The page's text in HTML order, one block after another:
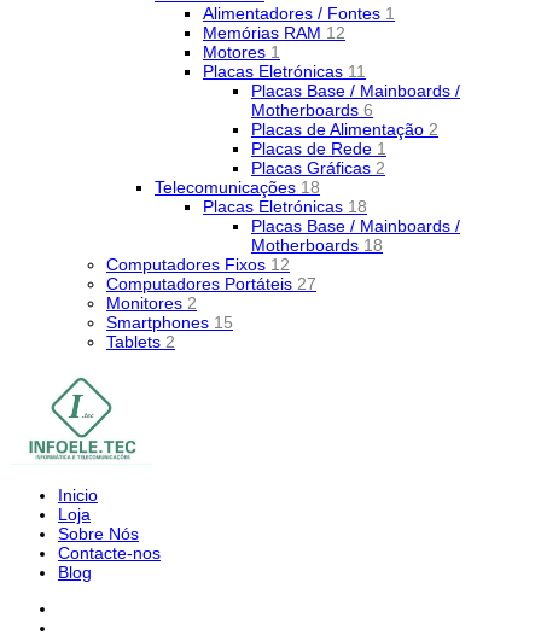
Alimentadores / Fontes 1
Memórias RAM 12
Motores 1
Placas Eletrónicas 11
Placas Base / Mainboards /
Motherboards 6
Placas de Alimentação 2
Placas de Rede 1
Placas Gráficas 2
Telecomunicações 18
Placas Eletrónicas 18
Placas Base / Mainboards /
Motherboards 18
Computadores Fixos 12
Computadores Portáteis 27
Monitores 2
Smartphones 15
Tablets 2
Inicio
Loja
Sobre Nós
Contacte-nos
Blog